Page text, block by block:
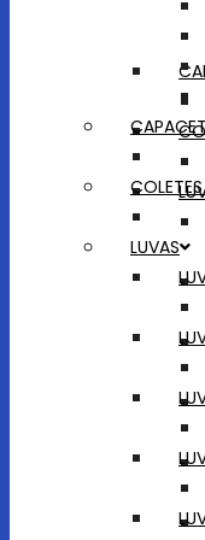
LUVAS